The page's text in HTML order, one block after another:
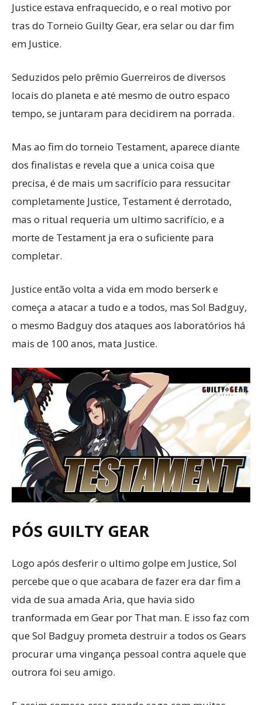
Justice estava enfraquecido, e o real motivo por
tras do Torneio Guilty Gear, era selar ou dar fim
em Justice.
Seduzidos pelo prêmio Guerreiros de diversos
locais do planeta e até mesmo de outro espaco
tempo, se juntaram para decidirem na porrada.
Mas ao fim do torneio Testament, aparece diante
dos finalistas e revela que a unica coisa que
precisa, é de mais um sacrifício para ressucitar
completamente Justice, Testament é derrotado,
mas o ritual requeria um ultimo sacrifício, e a
morte de Testament ja era o suficiente para
completar.
Justice então volta a vida em modo berserk e
começa a atacar a tudo e a todos, mas Sol Badguy,
o mesmo Badguy dos ataques aos laboratórios há
mais de 100 anos, mata Justice.
PÓS GUILTY GEAR
Logo após desferir o ultimo golpe em Justice, Sol
percebe que o que acabara de fazer era dar fim a
vida de sua amada Aria, que havia sido
tranformada em Gear por That man. E isso faz com
que Sol Badguy prometa destruir a todos os Gears
procurar uma vingança pessoal contra aquele que
outrora foi seu amigo.